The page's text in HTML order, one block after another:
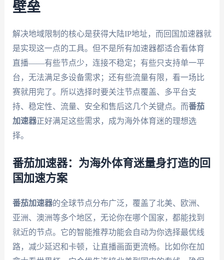
壁垒
解决地域限制的核心是获得大陆IP地址，而回国加速器就
是实现这一点的工具。但不是所有加速器都适合看体育
直播——有些节点少，连接不稳定；有些只支持单一平
台，无法满足多设备需求；还有些流量有限，看一场比
赛就用完了。所以选择时要关注节点覆盖、多平台支
持、稳定性、流量、安全和售后这几个关键点。而番茄
加速器正好满足这些需求，成为海外体育迷的理想选
择。
番茄加速器：为海外体育迷量身打造的回
国加速方案
番茄加速器的全球节点分布广泛，覆盖了北美、欧洲、
亚洲、澳洲等多个地区，无论你在哪个国家，都能找到
就近的节点。它的智能推荐功能会自动为你选择最优线
路，减少延迟和卡顿，让直播画面更流畅。比如你在加